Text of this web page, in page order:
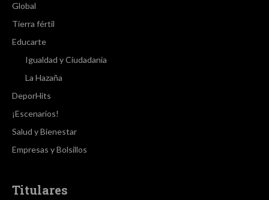
Global
Tierra fértil
Educarte
Igualdad y Ciudadanía
La Hazaña
DeporHits
¡Escenarios!
Salud y Bienestar
Empresas y Bolsillos
Titulares